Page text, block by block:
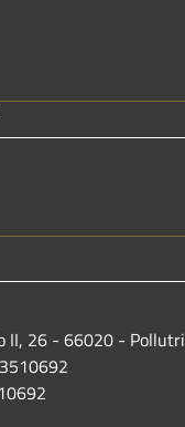
II, 26 - 66020 - Pollutri